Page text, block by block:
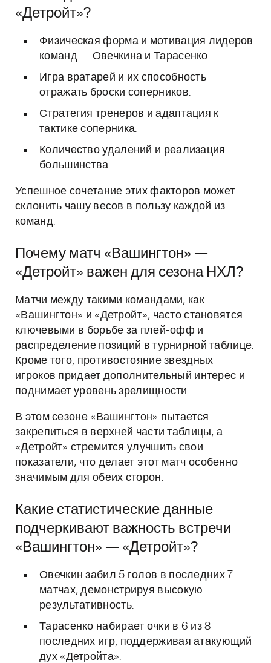
«Детройт»?
Физическая форма и мотивация лидеров
команд — Овечкина и Тарасенко.
Игра вратарей и их способность
отражать броски соперников.
Стратегия тренеров и адаптация к
тактике соперника.
Количество удалений и реализация
большинства.
Успешное сочетание этих факторов может
склонить чашу весов в пользу каждой из
команд.
Почему матч «Вашингтон» —
«Детройт» важен для сезона НХЛ?
Матчи между такими командами, как
«Вашингтон» и «Детройт», часто становятся
ключевыми в борьбе за плей-офф и
распределение позиций в турнирной таблице.
Кроме того, противостояние звездных
игроков придает дополнительный интерес и
поднимает уровень зрелищности.
В этом сезоне «Вашингтон» пытается
закрепиться в верхней части таблицы, а
«Детройт» стремится улучшить свои
показатели, что делает этот матч особенно
значимым для обеих сторон.
Какие статистические данные
подчеркивают важность встречи
«Вашингтон» — «Детройт»?
Овечкин забил 5 голов в последних 7
матчах, демонстрируя высокую
результативность.
Тарасенко набирает очки в 6 из 8
последних игр, поддерживая атакующий
дух «Детройта».